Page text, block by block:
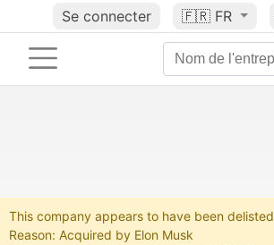
Se connecter 🇫🇷 FR
This company appears to have been delisted
Reason: Acquired by Elon Musk